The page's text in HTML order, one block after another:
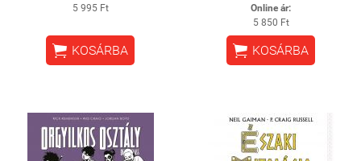
5 995 Ft
 KOSÁRBA
Online ár:
5 850 Ft
 KOSÁRBA